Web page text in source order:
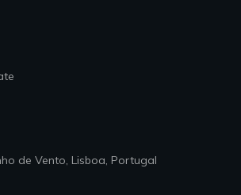
de Vento, Lisboa, Portugal